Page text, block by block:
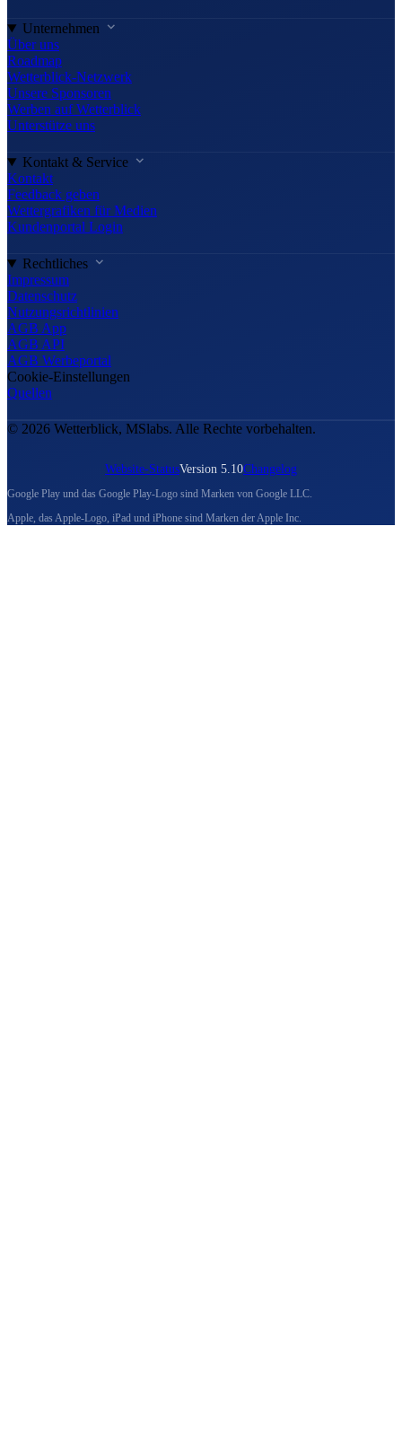
Unternehmen
Über uns
Roadmap
Wetterblick-Netzwerk
Unsere Sponsoren
Werben auf Wetterblick
Unterstütze uns
Kontakt & Service
Kontakt
Feedback geben
Wettergrafiken für Medien
Kundenportal Login
Rechtliches
Impressum
Datenschutz
Nutzungsrichtlinien
AGB App
AGB API
AGB Werbeportal
Cookie-Einstellungen
Quellen
© 2026 Wetterblick, MSlabs. Alle Rechte vorbehalten.
Website-StatusVersion 5.10Changelog
Google Play und das Google Play-Logo sind Marken von Google LLC.
Apple, das Apple-Logo, iPad und iPhone sind Marken der Apple Inc.